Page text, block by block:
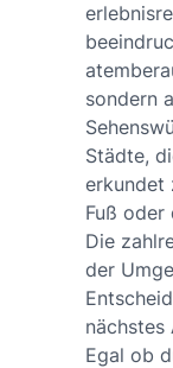
sondern
Städte,
erkundet
Fuß oder
Die
der
nächstes
Egal ob